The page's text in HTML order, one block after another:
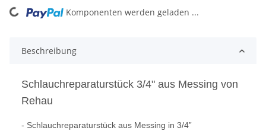
Komponenten werden geladen ...
Beschreibung
Schlauchreparaturstück 3/4" aus Messing von
Rehau
- Schlauchreparaturstück aus Messing in 3/4”